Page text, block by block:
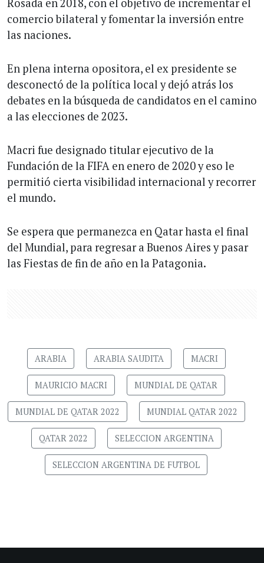
Rosada en 2018, con el objetivo de incrementar el
comercio bilateral y fomentar la inversión entre
las naciones.
En plena interna opositora, el ex presidente se
desconectó de la política local y dejó atrás los
debates en la búsqueda de candidatos en el camino
a las elecciones de 2023.
Macri fue designado titular ejecutivo de la
Fundación de la FIFA en enero de 2020 y eso le
permitió cierta visibilidad internacional y recorrer
el mundo.
Se espera que permanezca en Qatar hasta el final
del Mundial, para regresar a Buenos Aires y pasar
las Fiestas de fin de año en la Patagonia.
ARABIA ARABIA SAUDITA MACRI
MAURICIO MACRI MUNDIAL DE QATAR
MUNDIAL DE QATAR 2022 MUNDIAL QATAR 2022
QATAR 2022 SELECCION ARGENTINA
SELECCION ARGENTINA DE FUTBOL